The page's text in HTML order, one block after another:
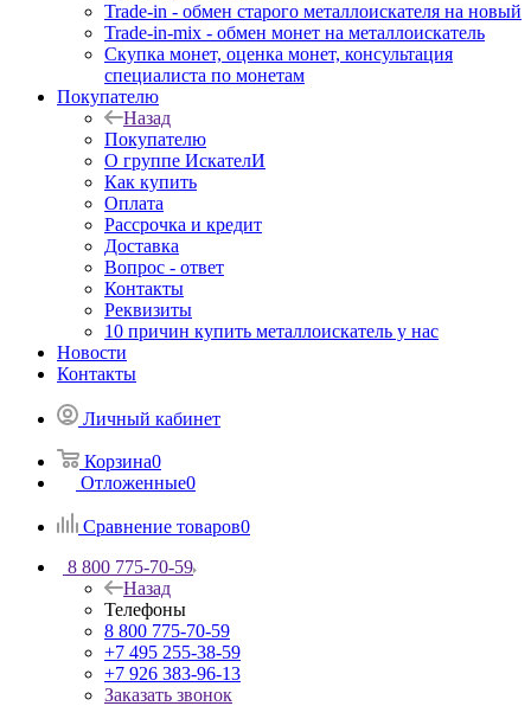
Trade-in - обмен старого металлоискателя на новый
Trade-in-mix - обмен монет на металлоискатель
Скупка монет, оценка монет, консультация
специалиста по монетам
Покупателю
Назад
Покупателю
О группе ИскателИ
Как купить
Оплата
Рассрочка и кредит
Доставка
Вопрос - ответ
Контакты
Реквизиты
10 причин купить металлоискатель у нас
Новости
Контакты
Личный кабинет
Корзина0
Отложенные0
Сравнение товаров0
8 800 775-70-59
Назад
Телефоны
8 800 775-70-59
+7 495 255-38-59
+7 926 383-96-13
Заказать звонок